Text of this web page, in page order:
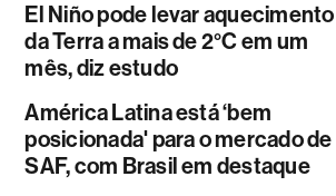
El Niño pode levar aquecimento
da Terra a mais de 2°C em um
mês, diz estudo
América Latina está ‘bem
posicionada' para o mercado de
SAF, com Brasil em destaque